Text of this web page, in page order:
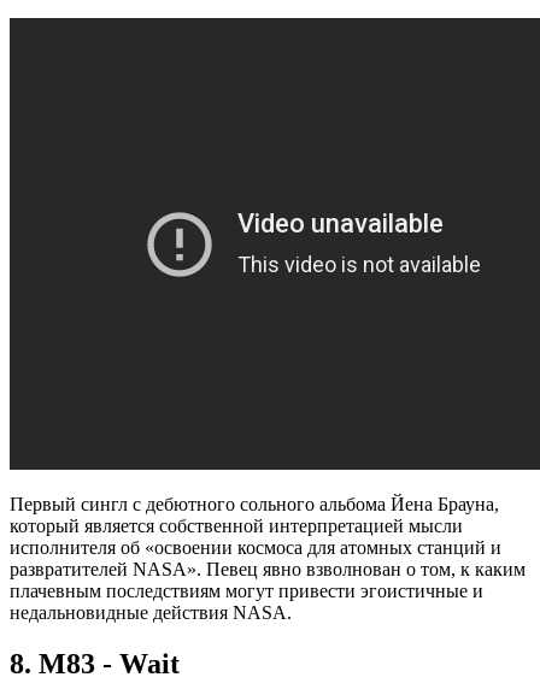
Первый сингл с дебютного сольного альбома Йена Брауна,
который является собственной интерпретацией мысли
исполнителя об «освоении космоса для атомных станций и
развратителей NASA». Певец явно взволнован о том, к каким
плачевным последствиям могут привести эгоистичные и
недальновидные действия NASA.
8. M83 - Wait